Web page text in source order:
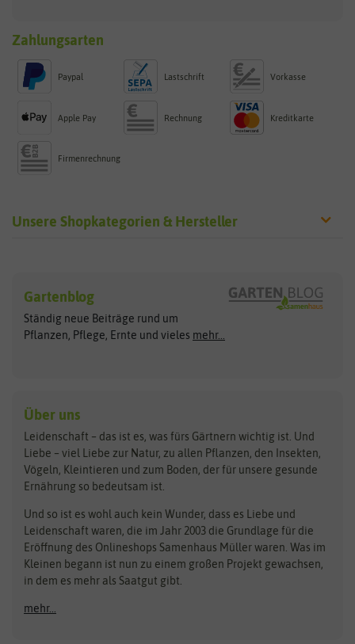
Zahlungsarten
Paypal Lastschrift Vorkasse
Apple Pay Rechnung Kreditkarte
Firmenrechnung
Unsere Shopkategorien & Hersteller
Exotische Samen
Gemüsesamen
Gründünger
Kräutersamen
Obstsamen
Pilzbrut
Rasensamen
Steckzwiebeln
Zimmer & Kübelpflanzen
Kataloge
Schnäppchen
Anzucht & Gartenzubehör
Anzuchtschalen
Arche Noah
ASB Greenworld
Benary
Bingenheimer Saatgut
Bionana
BIOWOL
Blumicorn
Bûten Birds
Clever Pots
COMPO
Dürr-Samen
Feldsaaten Freudenberger
Fertil
Flora Elite
Gartenblog
Ständig neue Beiträge rund um
Pflanzen, Pflege, Ernte und vieles mehr...
Über uns
Leidenschaft – das ist es, was fürs Gärtnern wichtig ist. Und
Liebe – viel Liebe zur Natur, zu allen Pflanzen, den Insekten,
Vögeln, Kleintieren und zum Boden, der für unsere gesunde
Ernährung so bedeutsam ist.
Und so ist es wohl auch kein Wunder, dass es Liebe und
Leidenschaft waren, die im Jahr 2003 die Grundlage für die
Eröffnung des Onlineshops Samenhaus Müller waren. Was im
Kleinen begann ist nun zu einem großen Projekt gewachsen,
in dem es mehr als Saatgut gibt.
mehr...